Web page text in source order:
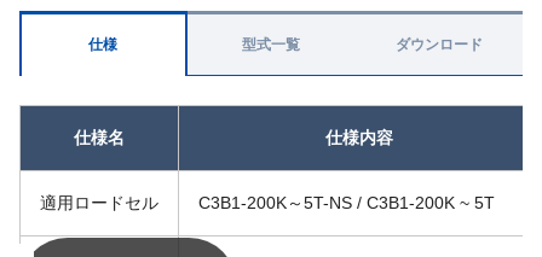
仕様
仕様名 仕様内容
適用ロードセル C3B1-200K～5T-NS / C3B1-200K ~ 5T
型式一覧 ダウンロード